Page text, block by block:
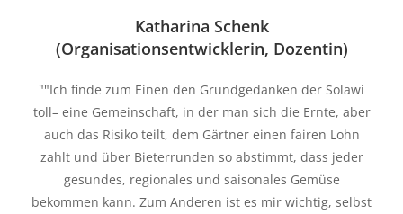
Katharina Schenk
(Organisationsentwicklerin, Dozentin)​
""Ich finde zum Einen den Grundgedanken der Solawi
toll– eine Gemeinschaft, in der man sich die Ernte, aber
auch das Risiko teilt, dem Gärtner einen fairen Lohn
zahlt und über Bieterrunden so abstimmt, dass jeder
gesundes, regionales und saisonales Gemüse
bekommen kann. Zum Anderen ist es mir wichtig, selbst